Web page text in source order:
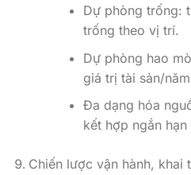
Dự phòng trống:
trống theo vị trí.
Dự phòng hao
giá trị tài sản/
Đa dạng hóa
kết hợp ngắn
Chiến lược vận hành, khai